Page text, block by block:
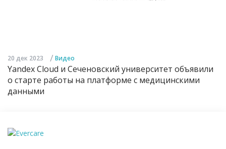
20 дек 2023 / Видео
Yandex Cloud и Сеченовский университет объявили
о старте работы на платформе с медицинскими
данными